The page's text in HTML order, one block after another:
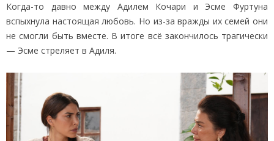
Когда-то давно между Адилем Кочари и Эсме Фуртуна
вспыхнула настоящая любовь. Но из-за вражды их семей они
не смогли быть вместе. В итоге всё закончилось трагически
— Эсме стреляет в Адиля.